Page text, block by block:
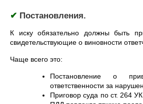
✔ Постановления.
К иску обязательно должны быть
свидетельствующие о виновности
Чаще всего это:
Постановление о
ответственности за
Приговор суда по ст. 264